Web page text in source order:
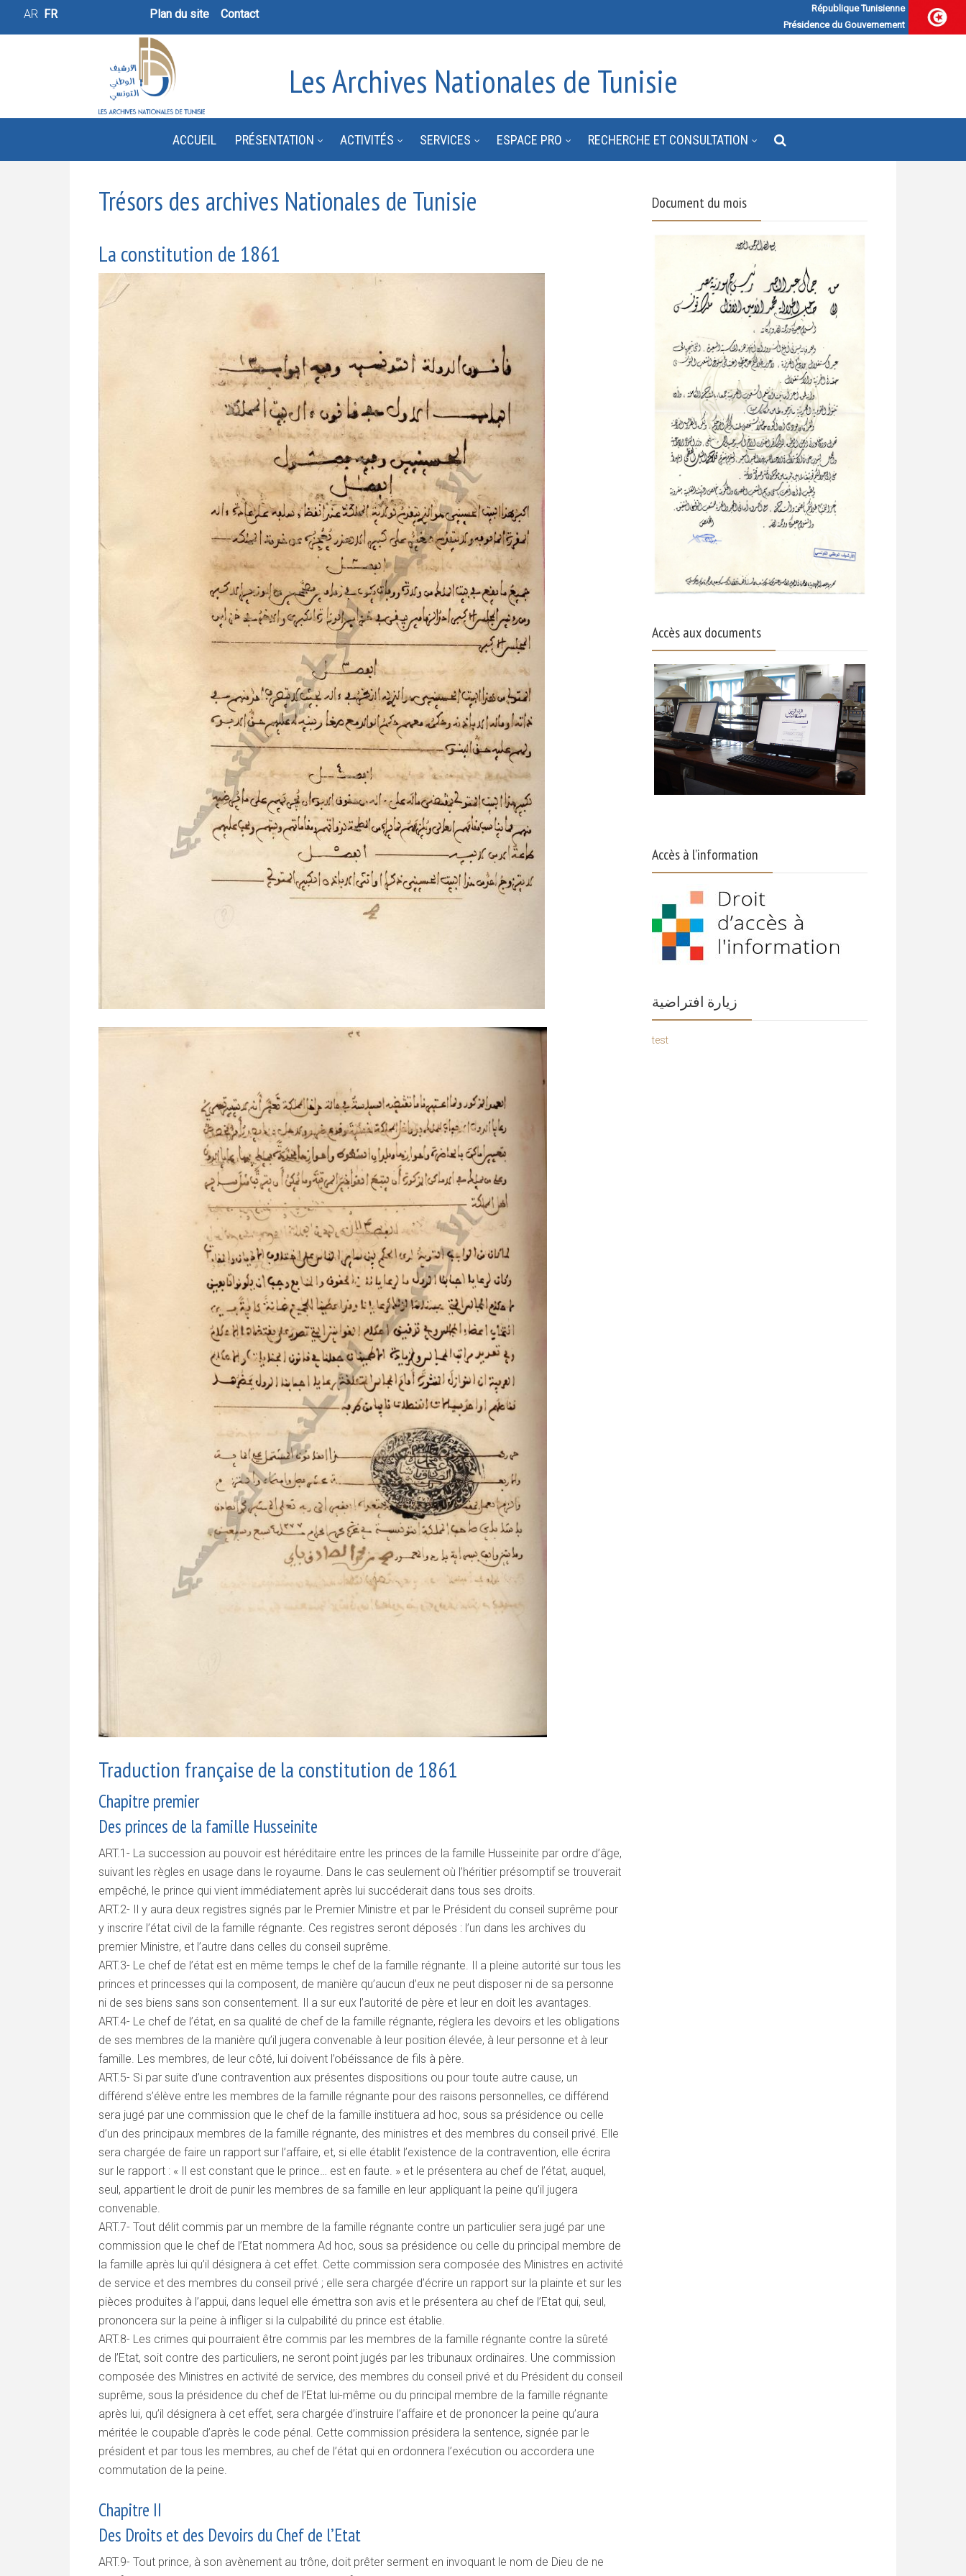
République Tunisienne
Présidence du Gouvernement
AR FR Plan du site Contact
Les Archives Nationales de Tunisie
ACCUEIL PRÉSENTATION ACTIVITÉS SERVICES ESPACE PRO RECHERCHE ET CONSULTATION
Trésors des archives Nationales de Tunisie
La constitution de 1861
Traduction française de la constitution de 1861
Chapitre premier
Des princes de la famille Husseinite
ART.1- La succession au pouvoir est héréditaire entre les princes de la famille Husseinite par ordre d’âge,
suivant les règles en usage dans le royaume. Dans le cas seulement où l’héritier présomptif se trouverait
empêché, le prince qui vient immédiatement après lui succéderait dans tous ses droits.
ART.2- Il y aura deux registres signés par le Premier Ministre et par le Président du conseil suprême pour
y inscrire l’état civil de la famille régnante. Ces registres seront déposés : l’un dans les archives du
premier Ministre, et l’autre dans celles du conseil suprême.
ART.3- Le chef de l’état est en même temps le chef de la famille régnante. Il a pleine autorité sur tous les
princes et princesses qui la composent, de manière qu’aucun d’eux ne peut disposer ni de sa personne
ni de ses biens sans son consentement. Il a sur eux l’autorité de père et leur en doit les avantages.
ART.4- Le chef de l’état, en sa qualité de chef de la famille régnante, réglera les devoirs et les obligations
de ses membres de la manière qu’il jugera convenable à leur position élevée, à leur personne et à leur
famille. Les membres, de leur côté, lui doivent l’obéissance de fils à père.
ART.5- Si par suite d’une contravention aux présentes dispositions ou pour toute autre cause, un
différend s’élève entre les membres de la famille régnante pour des raisons personnelles, ce différend
sera jugé par une commission que le chef de la famille instituera ad hoc, sous sa présidence ou celle
d’un des principaux membres de la famille régnante, des ministres et des membres du conseil privé. Elle
sera chargée de faire un rapport sur l’affaire, et, si elle établit l’existence de la contravention, elle écrira
sur le rapport : « Il est constant que le prince… est en faute. » et le présentera au chef de l’état, auquel,
seul, appartient le droit de punir les membres de sa famille en leur appliquant la peine qu’il jugera
convenable.
ART.7- Tout délit commis par un membre de la famille régnante contre un particulier sera jugé par une
commission que le chef de l’Etat nommera Ad hoc, sous sa présidence ou celle du principal membre de
la famille après lui qu’il désignera à cet effet. Cette commission sera composée des Ministres en activité
de service et des membres du conseil privé ; elle sera chargée d’écrire un rapport sur la plainte et sur les
pièces produites à l’appui, dans lequel elle émettra son avis et le présentera au chef de l’Etat qui, seul,
prononcera sur la peine à infliger si la culpabilité du prince est établie.
ART.8- Les crimes qui pourraient être commis par les membres de la famille régnante contre la sûreté
de l’Etat, soit contre des particuliers, ne seront point jugés par les tribunaux ordinaires. Une commission
composée des Ministres en activité de service, des membres du conseil privé et du Président du conseil
suprême, sous la présidence du chef de l’Etat lui-même ou du principal membre de la famille régnante
après lui, qu’il désignera à cet effet, sera chargée d’instruire l’affaire et de prononcer la peine qu’aura
méritée le coupable d’après le code pénal. Cette commission présidera la sentence, signée par le
président et par tous les membres, au chef de l’état qui en ordonnera l’exécution ou accordera une
commutation de la peine.
Chapitre II
Des Droits et des Devoirs du Chef de l’Etat
ART.9- Tout prince, à son avènement au trône, doit prêter serment en invoquant le nom de Dieu de ne
Document du mois
Accès aux documents
Accès à l’information
زيارة افتراضية
test